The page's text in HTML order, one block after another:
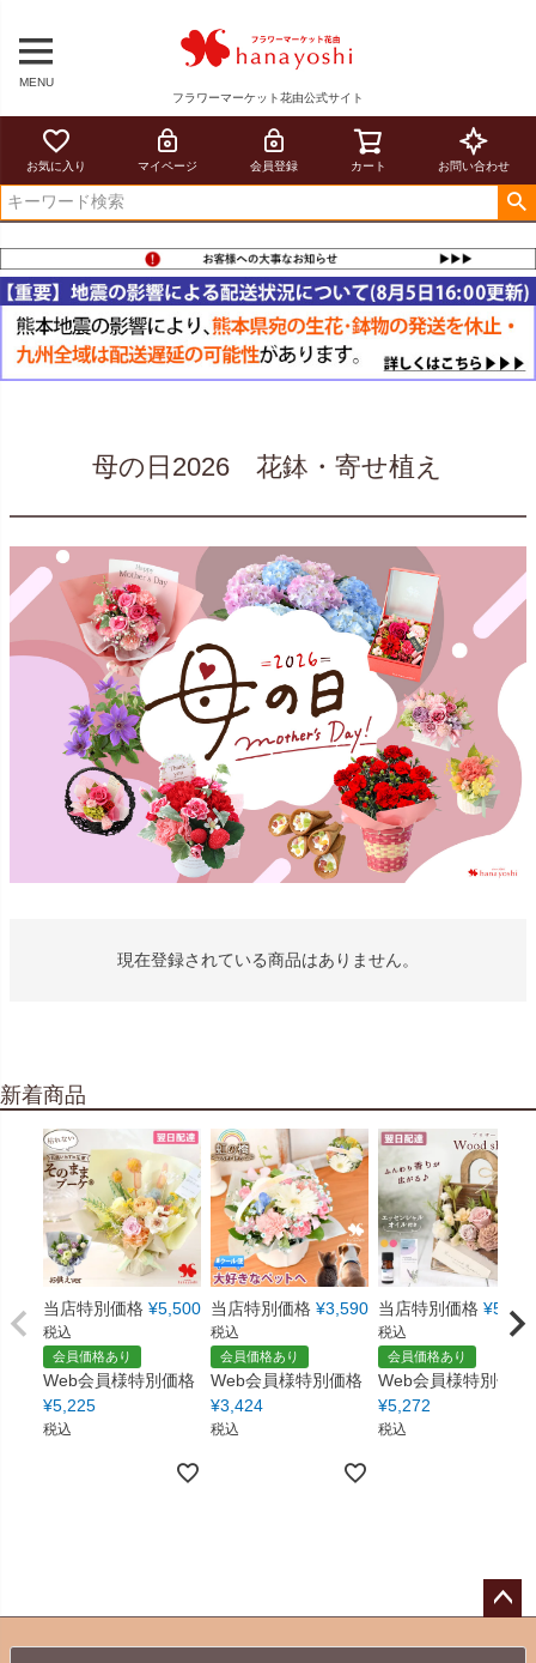
MENU
フラワーマーケット花由公式サイト
お気に入り マイページ 会員登録 カート お問い合わせ
母の日2026 花鉢・寄せ植え
現在登録されている商品はありません。
新着商品
当店特別価格 ¥5,500
税込
会員価格あり
Web会員様特別価格
¥5,225
税込
当店特別価格 ¥3,590
税込
会員価格あり
Web会員様特別価格
¥3,424
税込
当店特別価格 ¥5,550
税込
会員価格あり
Web会員様特別価格
¥5,272
税込